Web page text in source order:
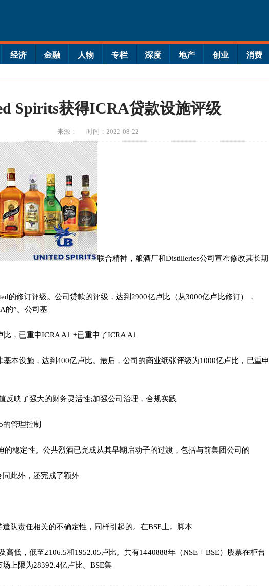
经济 金融 人物 专栏 深度 地产 创业 消费
Spirits获得ICRA贷款设施评级
来源： 时间：2022-08-22
联合精神，酿酒厂和Distilleries公司宣布修改其长期
的修订评级。公司贷款的评级，达到2900亿卢比（从3000亿卢比修订），
的”。公司基
，已重申ICRA A1 +已重申了ICRA A1
基本设施，达到400亿卢比。最后，公司的商业纸张评级为1000亿卢比，已重申
反映了强大的财务灵活性;加强公司治理，合规实践
的管理控制
的稳定性。公共烈酒已完成从其早期启动子的过渡，包括与前集团公司的
同此外，还完成了额外
队责任相关的不确定性，同样引起的。在BSE上。脚本
高低，低至2106.5和1952.05卢比。共有1440888年（NSE + BSE）股票在柜台
场上限为28392.4亿卢比。BSE集